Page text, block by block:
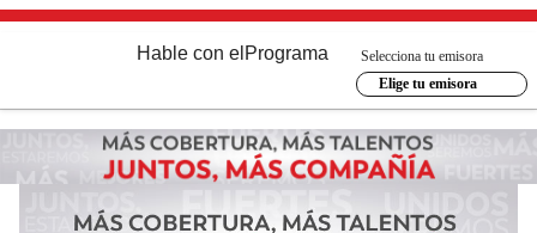
Hable con el Programa
Selecciona tu emisora
Elige tu emisora